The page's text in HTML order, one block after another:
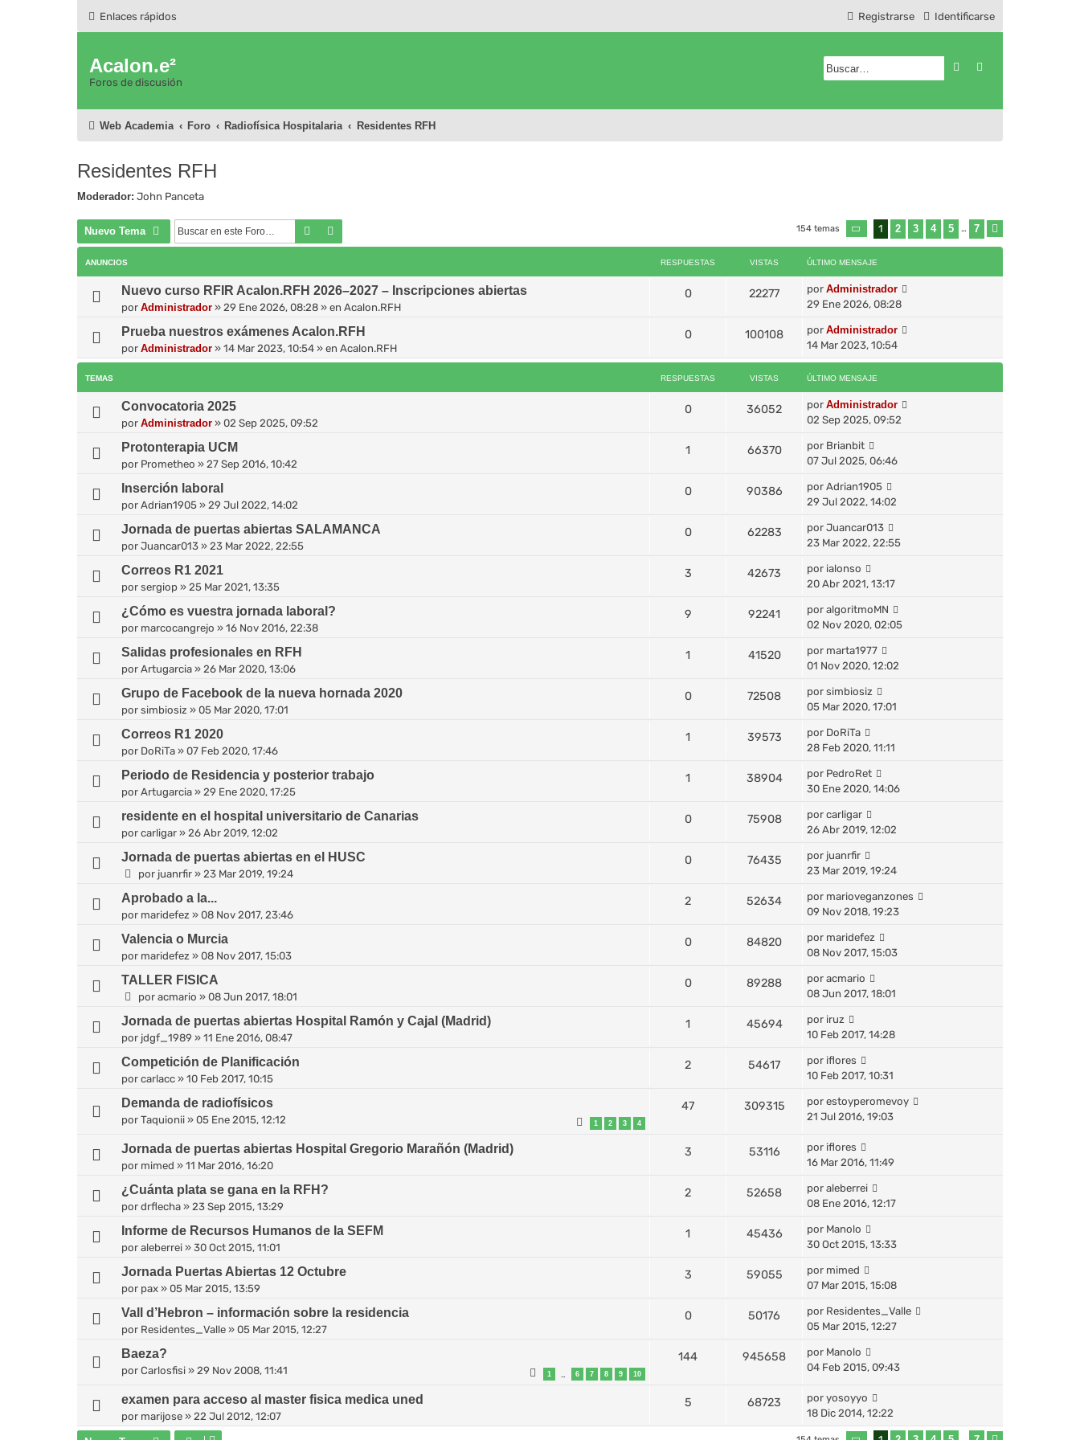
Enlaces rápidos Identificarse
Registrarse
Acalon.e²
Foros de discusión
Buscar
Web Academia Foro Radiofísica Hospitalaria Residentes RFH
Residentes RFH
Moderador: John Panceta
Nuevo Tema Buscar 154 temas Página de
1 2 3 4 5 … 7
ANUNCIOS RESPUESTAS VISTAS ÚLTIMO MENSAJE
Nuevo curso RFIR Acalon.RFH 2026–2027 – Inscripciones abiertas
por Administrador » 29 Ene 2026, 08:28 » en Acalon.RFH
0 22277 por Administrador
29 Ene 2026, 08:28
Prueba nuestros exámenes Acalon.RFH
por Administrador » 14 Mar 2023, 10:54 » en Acalon.RFH
0 100108 por Administrador
14 Mar 2023, 10:54
TEMAS RESPUESTAS VISTAS ÚLTIMO MENSAJE
Convocatoria 2025
por Administrador » 02 Sep 2025, 09:52
0 36052 por Administrador
02 Sep 2025, 09:52
Protonterapia UCM
por Prometheo » 27 Sep 2016, 10:42
1 66370 por Brianbit
07 Jul 2025, 06:46
Inserción laboral
por Adrian1905 » 29 Jul 2022, 14:02
0 90386 por Adrian1905
29 Jul 2022, 14:02
Jornada de puertas abiertas SALAMANCA
por Juancar013 » 23 Mar 2022, 22:55
0 62283 por Juancar013
23 Mar 2022, 22:55
Correos R1 2021
por sergiop » 25 Mar 2021, 13:35
3 42673 por ialonso
20 Abr 2021, 13:17
¿Cómo es vuestra jornada laboral?
por marcocangrejo » 16 Nov 2016, 22:38
9 92241 por algoritmoMN
02 Nov 2020, 02:05
Salidas profesionales en RFH
por Artugarcia » 26 Mar 2020, 13:06
1 41520 por marta1977
01 Nov 2020, 12:02
Grupo de Facebook de la nueva hornada 2020
por simbiosiz » 05 Mar 2020, 17:01
0 72508 por simbiosiz
05 Mar 2020, 17:01
Correos R1 2020
por DoRiTa » 07 Feb 2020, 17:46
1 39573 por DoRiTa
28 Feb 2020, 11:11
Periodo de Residencia y posterior trabajo
por Artugarcia » 29 Ene 2020, 17:25
1 38904 por PedroRet
30 Ene 2020, 14:06
residente en el hospital universitario de Canarias
por carligar » 26 Abr 2019, 12:02
0 75908 por carligar
26 Abr 2019, 12:02
Jornada de puertas abiertas en el HUSC
por juanrfir » 23 Mar 2019, 19:24
0 76435 por juanrfir
23 Mar 2019, 19:24
Aprobado a la...
por maridefez » 08 Nov 2017, 23:46
2 52634 por marioveganzones
09 Nov 2018, 19:23
Valencia o Murcia
por maridefez » 08 Nov 2017, 15:03
0 84820 por maridefez
08 Nov 2017, 15:03
TALLER FISICA
por acmario » 08 Jun 2017, 18:01
0 89288 por acmario
08 Jun 2017, 18:01
Jornada de puertas abiertas Hospital Ramón y Cajal (Madrid)
por jdgf_1989 » 11 Ene 2016, 08:47
1 45694 por iruz
10 Feb 2017, 14:28
Competición de Planificación
por carlacc » 10 Feb 2017, 10:15
2 54617 por iflores
10 Feb 2017, 10:31
Demanda de radiofísicos
por Taquionii » 05 Ene 2015, 12:12 1 2 3 4
47 309315 por estoyperomevoy
21 Jul 2016, 19:03
Jornada de puertas abiertas Hospital Gregorio Marañón (Madrid)
por mimed » 11 Mar 2016, 16:20
3 53116 por iflores
16 Mar 2016, 11:49
¿Cuánta plata se gana en la RFH?
por drflecha » 23 Sep 2015, 13:29
2 52658 por aleberrei
08 Ene 2016, 12:17
Informe de Recursos Humanos de la SEFM
por aleberrei » 30 Oct 2015, 11:01
1 45436 por Manolo
30 Oct 2015, 13:33
Jornada Puertas Abiertas 12 Octubre
por pax » 05 Mar 2015, 13:59
3 59055 por mimed
07 Mar 2015, 15:08
Vall d’Hebron – información sobre la residencia
por Residentes_Valle » 05 Mar 2015, 12:27
0 50176 por Residentes_Valle
05 Mar 2015, 12:27
Baeza?
por Carlosfisi » 29 Nov 2008, 11:41 1 6 7 8 9 10
144 945658 por Manolo
04 Feb 2015, 09:43
examen para acceso al master fisica medica uned
por marijose » 22 Jul 2012, 12:07
5 68723 por yosoyyo
18 Dic 2014, 12:22